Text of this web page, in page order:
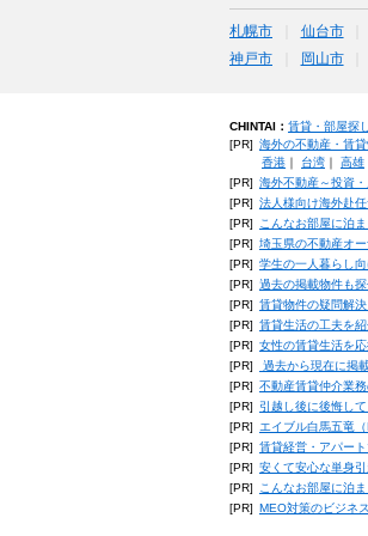
札幌市 仙台市
神戸市
岡山市
CHINTAI： 賃貸・部屋探
[PR] 海外の不動産・賃
香港｜ 台湾｜ 高雄
[PR] 海外不動産～投資
[PR] 法人様向け海外赴
[PR]
こんなお部屋に泊
[PR] 埼玉県の不動産オ
[PR] 学生の一人暮らし
[PR] 過去の掲載物件も
[PR] 賃貸物件の疑問解
[PR] 賃貸生活の工夫を
[PR] 女性の賃貸生活を
[PR]
過去から現在に掲
[PR] 不動産賃貸仲介業
[PR]
引越し後に後悔し
[PR]
エイブル白馬五竜
[PR] 賃貸経営・アパー
[PR] 安くて安心な単身
[PR]
こんなお部屋に泊
[PR] MEO対策のビジネ